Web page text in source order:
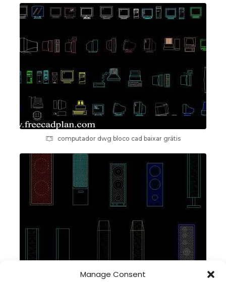
Manage Consent
computador dwg bloco cad baixar grátis